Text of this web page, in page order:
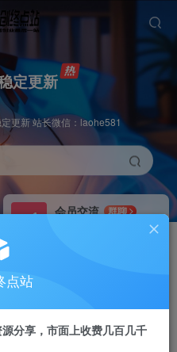
定更新
更新 站长微信：laohe581
会员交流
群聊
点站
分享，市面上收费几百几千